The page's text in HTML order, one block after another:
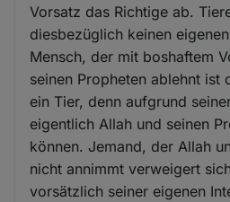
Vorsatz das Richtige ab.
diesbezüglich keinen
Mensch, der mit boshaftem
seinen Propheten ablehnt ist
ein Tier, denn aufgrund
eigentlich Allah und seinen
können. Jemand, der Allah
nicht annimmt verweigert
vorsätzlich seiner eigenen